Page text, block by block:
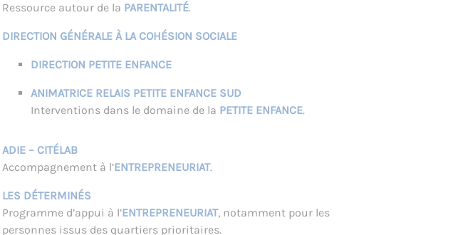
Ressource autour de la PARENTALITÉ.
DIRECTION GÉNÉRALE À LA COHÉSION SOCIALE
DIRECTION PETITE ENFANCE
ANIMATRICE RELAIS PETITE ENFANCE SUD
Interventions dans le domaine de la PETITE ENFANCE.
ADIE – CITÉLAB
Accompagnement à l’ENTREPRENEURIAT.
LES DÉTERMINÉS
Programme d’appui à l’ENTREPRENEURIAT, notamment pour les
personnes issus des quartiers prioritaires.